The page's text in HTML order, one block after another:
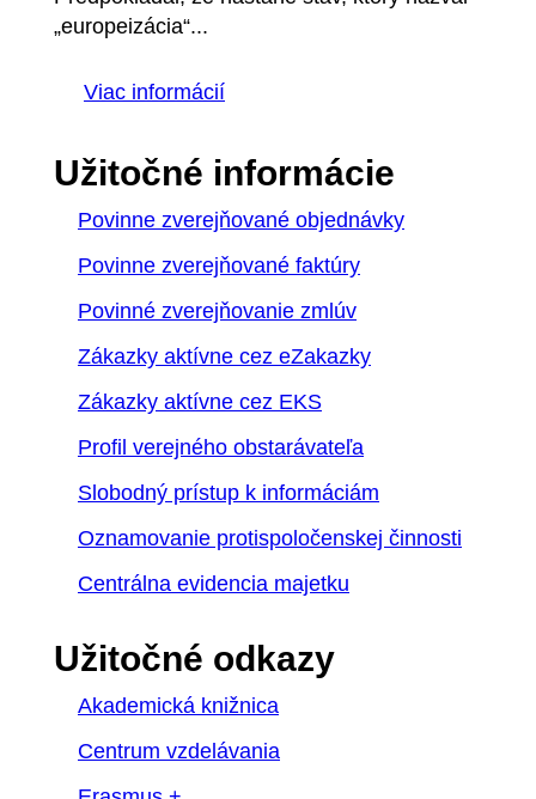
„europeizácia“...
Viac informácií
Užitočné informácie
Povinne zverejňované objednávky
Povinne zverejňované faktúry
Povinné zverejňovanie zmlúv
Zákazky aktívne cez eZakazky
Zákazky aktívne cez EKS
Profil verejného obstarávateľa
Slobodný prístup k informáciám
Oznamovanie protispoločenskej činnosti
Centrálna evidencia majetku
Užitočné odkazy
Akademická knižnica
Centrum vzdelávania